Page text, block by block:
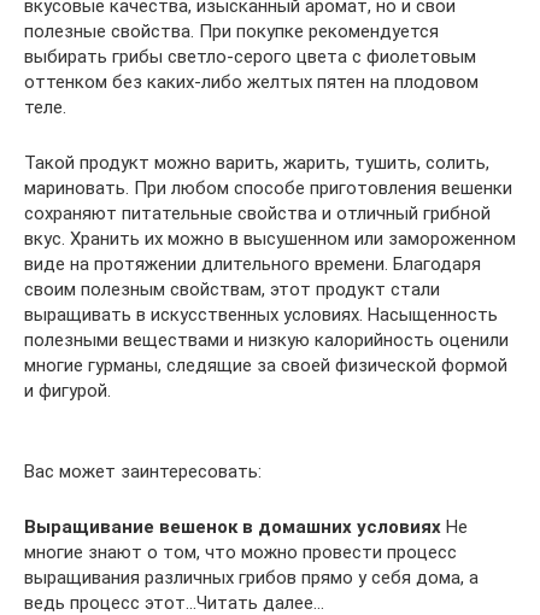
вкусовые качества, изысканный аромат, но и свои
полезные свойства. При покупке рекомендуется
выбирать грибы светло-серого цвета с фиолетовым
оттенком без каких-либо желтых пятен на плодовом
теле.
Такой продукт можно варить, жарить, тушить, солить,
мариновать. При любом способе приготовления вешенки
сохраняют питательные свойства и отличный грибной
вкус. Хранить их можно в высушенном или замороженном
виде на протяжении длительного времени. Благодаря
своим полезным свойствам, этот продукт стали
выращивать в искусственных условиях. Насыщенность
полезными веществами и низкую калорийность оценили
многие гурманы, следящие за своей физической формой
и фигурой.
Вас может заинтересовать:
Выращивание вешенок в домашних условиях Не
многие знают о том, что можно провести процесс
выращивания различных грибов прямо у себя дома, а
ведь процесс этот…Читать далее…